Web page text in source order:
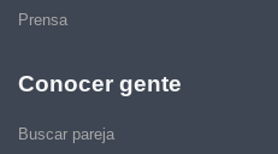
Prensa
Conocer gente
Buscar pareja